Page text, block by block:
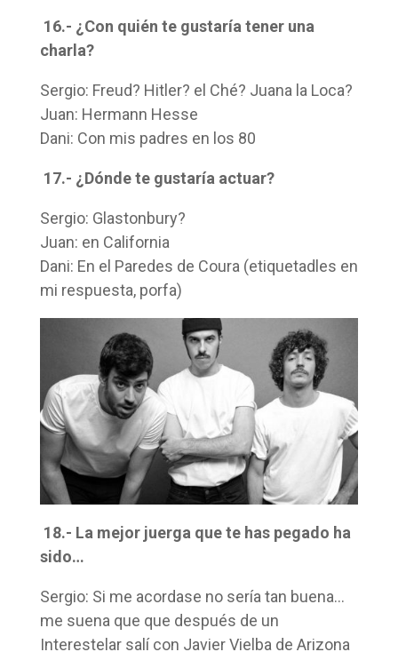
16.- ¿Con quién te gustaría tener una
charla?
Sergio: Freud? Hitler? el Ché? Juana la Loca?
Juan: Hermann Hesse
Dani: Con mis padres en los 80
17.- ¿Dónde te gustaría actuar?
Sergio: Glastonbury?
Juan: en California
Dani: En el Paredes de Coura (etiquetadles en
mi respuesta, porfa)
18.- La mejor juerga que te has pegado ha
sido…
Sergio: Si me acordase no sería tan buena…
me suena que que después de un
Interestelar salí con Javier Vielba de Arizona